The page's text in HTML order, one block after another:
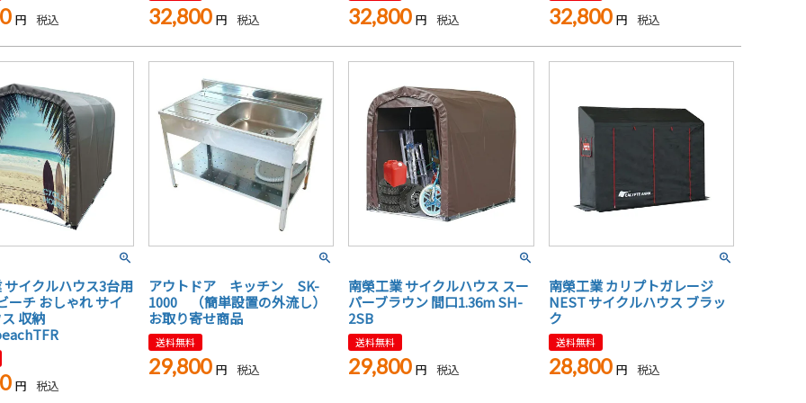
税込 32,800 税込 32,800 税込 32,800 税込
サイクルハウス3台用
ーチ おしゃれ サイ
収納
税込
アウトドア キッチン SK-
1000 （簡単設置の外流し）
お取り寄せ商品
送料無料
29,800 税込
南榮工業 サイクルハウス スー
パーブラウン 間口1.36m SH-
2SB
送料無料
29,800 税込
南榮工業 カリプトガレージ
NEST サイクルハウス ブラッ
ク
送料無料
28,800 税込